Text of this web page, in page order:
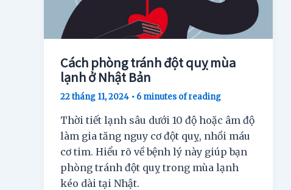
Cách phòng tránh đột quỵ mùa
lạnh ở Nhật Bản
22 tháng 11, 2024 • 6 minutes of reading
Thời tiết lạnh sâu dưới 10 độ hoặc âm độ
làm gia tăng nguy cơ đột quỵ, nhồi máu
cơ tim. Hiểu rõ về bệnh lý này giúp bạn
phòng tránh đột quỵ trong mùa lạnh
kéo dài tại Nhật.